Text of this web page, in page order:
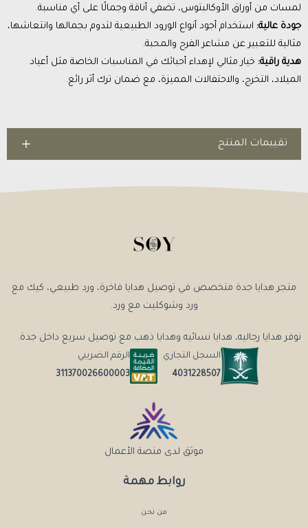
لمسات من أوراق الأوكالبتوس، تضفي أناقة وجمالًا على أي مناسبة.
جودة عالية: استخدام أجود أنواع الورود الطبيعية لتدوم بجمالها وانتعاشها،
مثالية للتعبير عن مشاعر الفرح والمحبة.
هدية راقية: خيار مثالي لإهداء أحبائك في المناسبات الخاصة مثل أعياد
الميلاد، التخرج، والاحتفالات المميزة، مع ضمان ترك أثر رائع.
تقييمات المنتج
روابط مهمة
من نحن
متجر هدايا جدة متخصص في توصيل هدايا فاخرة، ورد طبيعي، كيك مع
ورد وشوكليت مع ورد.
نوفر هدايا رجاليه، هدايا نسائيه وهدايا ذهب مع توصيل سريع داخل جدة.
السجل التجاري
4031228507
الرقم الضريبي
311370026600003
موثق لدى منصة الأعمال